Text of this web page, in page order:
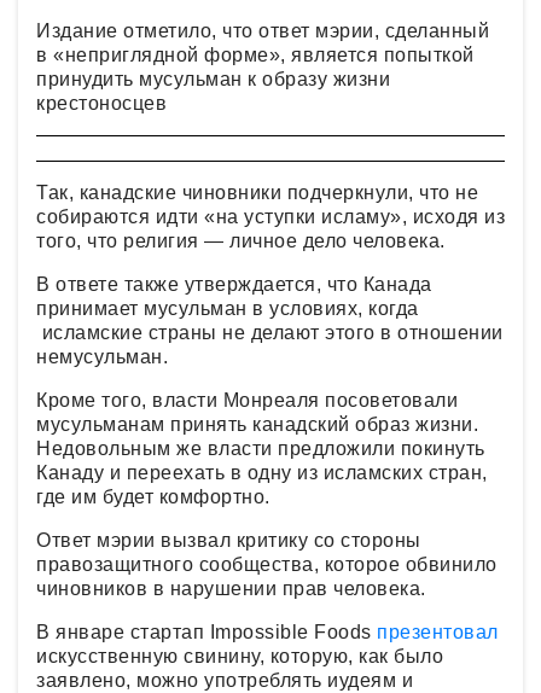
Издание отметило, что ответ мэрии, сделанный
в «неприглядной форме», является попыткой
принудить мусульман к образу жизни
крестоносцев
Так, канадские чиновники подчеркнули, что не
собираются идти «на уступки исламу», исходя из
того, что религия — личное дело человека.
В ответе также утверждается, что Канада
принимает мусульман в условиях, когда
исламские страны не делают этого в отношении
немусульман.
Кроме того, власти Монреаля посоветовали
мусульманам принять канадский образ жизни.
Недовольным же власти предложили покинуть
Канаду и переехать в одну из исламских стран,
где им будет комфортно.
Ответ мэрии вызвал критику со стороны
правозащитного сообщества, которое обвинило
чиновников в нарушении прав человека.
В январе стартап Impossible Foods презентовал
искусственную свинину, которую, как было
заявлено, можно употреблять иудеям и